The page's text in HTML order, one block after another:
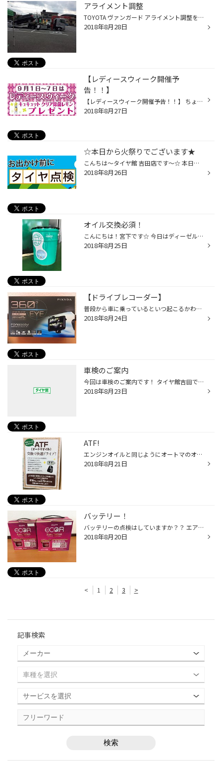
アライメント調整
TOYOTA ヴァンガード アライメント調整をさせていただきました。 当店では、アライメントの測定だけでもしておりますのでお気軽にお立ち寄りください。
2018年8月28日
【レディースウィーク開催予
告！！】
【レディースウィーク開催予告！！】 ちょっと早いですが、９月のレディースウィークの開催告知！ 来月のレディースウィークはこちら！ キュキュット クリア除菌レモン. まだまだ残暑が続き汗がベタつきますが 食器はさっぱりキレイにいきましょう！ ご来店お待ちしております！
2018年8月27日
☆本日から火祭りでございます★
こんちは～タイヤ館 吉田店です～☆ 本日から富士吉田が誇る火祭っつ～こんで朝からその話題で持ちきり・・・皆様もぜひ足をお運びくださいね(^O^)／ 今日は日中からとても気温が高く、スタッフみんな汗だくな１日となりました★ ちなみにタイヤの空気圧はとても外気温などに左右され易く～・・・気温...
2018年8月26日
オイル交換必須！
こんにちは！宮下です☆ 今日はディーゼルエンジンを積んだ大きなランドクルーザーが いらっしゃいました(^^)/ 走行距離38万キロ！！ディーゼルエンジン素晴らしいと思いました(゜o゜) そんなディーゼルエンジンもオイル交換が必須です！！ ガソリンエンジンも必須ですけれどやはりディーゼルエンジ...
2018年8月25日
【ドライブレコーダー】
普段から車に乗っているといつ起こるかわからない事故! それらをすぐに解決してくれるのが 【ドライブレコーダー】 近頃、煽り運転された動画がニュースで報道されるようになりました。 それらは、ドライブレコーダーで録画されたものもあります。 いつ・どこで自分が煽り運転されたり、事故を起こ...
2018年8月24日
車検のご案内
今回は車検のご案内です！ タイヤ館吉田では車検もやっています 車検は1ヶ月前から取ることができます☆ 車検日が分からない方、フロントガラスのステッカー又は車検証をチェック！ 車検日が近い方タイヤ館吉田店へ！ まずは無料見積もりから
2018年8月23日
ATF!
エンジンオイルと同じようにオートマのオイルも交換が必要です。 車に使われているどのオイルにも共通して言える事ですが 長年の使用によりATFは劣化し不純物も増えていきます。 ATFはオートマのシステムに欠かせないオイルです。 このオイルが劣化し不純物が増えると様々な症状が出始めます。 代表...
2018年8月21日
バッテリー！
バッテリーの点検はしていますか？？ エアコンをお使いになることが多い時期ですので 急なバッテリー上がりは避けたいものですよね。 ２年以上使用の方は一度点検をしてみませんか？ 当店では専用の機械を使って点検出来ますので 心配な方はぜひお立ち寄り頂き スタッフまでお声掛け下さいね！ アイ...
2018年8月20日
< 1 2 3 >
記事検索